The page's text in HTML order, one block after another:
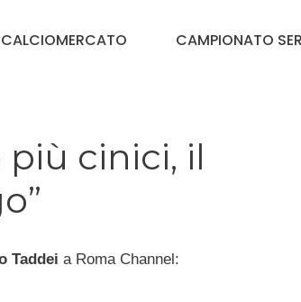
CALCIOMERCATO CAMPIONATO
cinici, il
Taddei a Roma Channel: